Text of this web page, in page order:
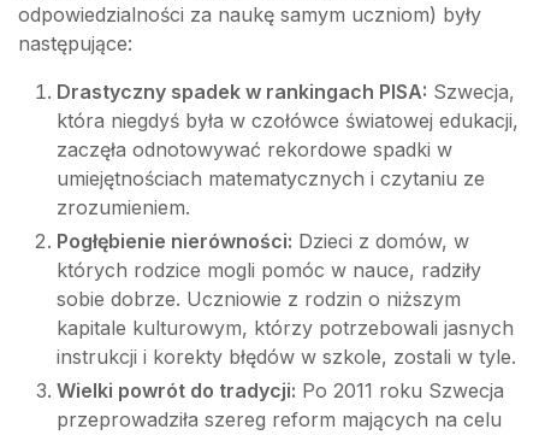
odpowiedzialności za naukę samym uczniom) były
następujące:
Drastyczny spadek w rankingach PISA: Szwecja,
która niegdyś była w czołówce światowej edukacji,
zaczęła odnotowywać rekordowe spadki w
umiejętnościach matematycznych i czytaniu ze
zrozumieniem.
Pogłębienie nierówności: Dzieci z domów, w
których rodzice mogli pomóc w nauce, radziły
sobie dobrze. Uczniowie z rodzin o niższym
kapitale kulturowym, którzy potrzebowali jasnych
instrukcji i korekty błędów w szkole, zostali w tyle.
Wielki powrót do tradycji: Po 2011 roku Szwecja
przeprowadziła szereg reform mających na celu